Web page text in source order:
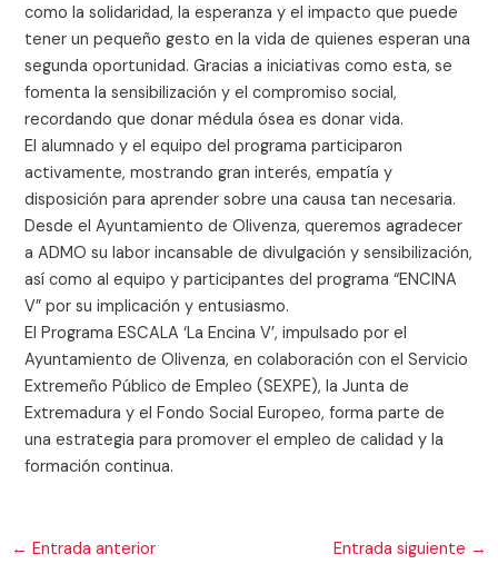
como la solidaridad, la esperanza y el impacto que puede
tener un pequeño gesto en la vida de quienes esperan una
segunda oportunidad. Gracias a iniciativas como esta, se
fomenta la sensibilización y el compromiso social,
recordando que donar médula ósea es donar vida.
El alumnado y el equipo del programa participaron
activamente, mostrando gran interés, empatía y
disposición para aprender sobre una causa tan necesaria.
Desde el Ayuntamiento de Olivenza, queremos agradecer
a ADMO su labor incansable de divulgación y sensibilización,
así como al equipo y participantes del programa “ENCINA
V” por su implicación y entusiasmo.
El Programa ESCALA ‘La Encina V’, impulsado por el
Ayuntamiento de Olivenza, en colaboración con el Servicio
Extremeño Público de Empleo (SEXPE), la Junta de
Extremadura y el Fondo Social Europeo, forma parte de
una estrategia para promover el empleo de calidad y la
formación continua.
← Entrada anterior Entrada siguiente →